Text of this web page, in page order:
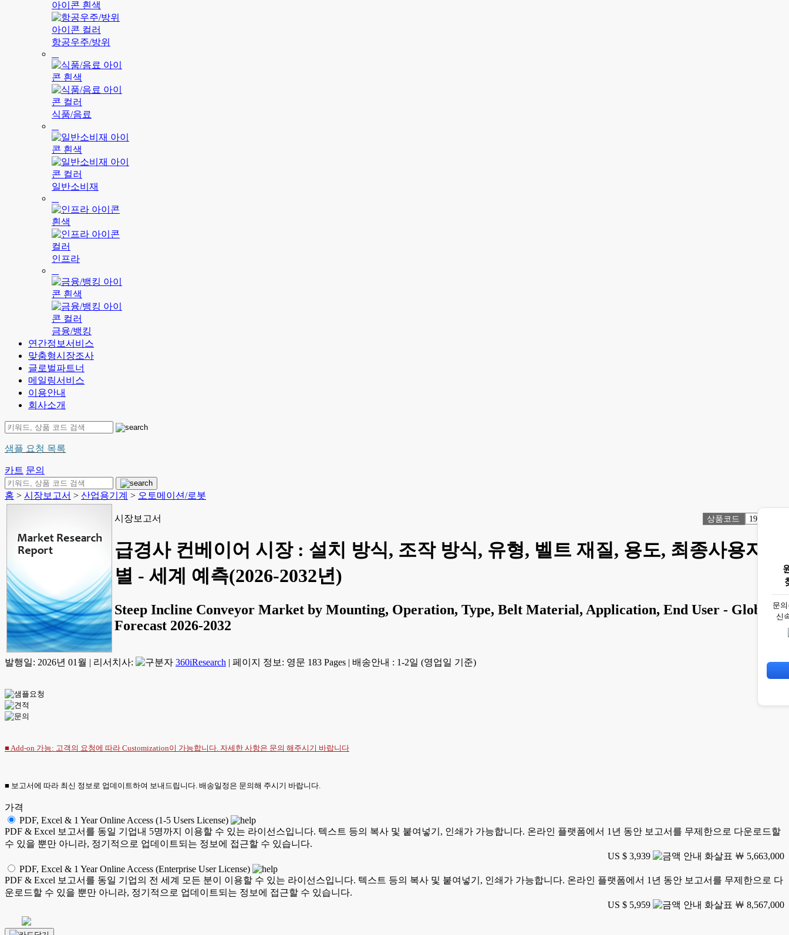
항공우주/방위
식품/음료
일반소비재
인프라
금융/뱅킹
연간정보서비스
맞춤형시장조사
글로벌파트너
메일링서비스
이용안내
회사소개
샘플 요청 목록
카트 문의
홈 > 시장보고서 > 산업용기계 > 오토메이션/로봇
시장보고서 상품코드 1914239
급경사 컨베이어 시장 : 설치 방식, 조작 방식, 유형, 벨트 재질, 용도, 최종사용자
별 - 세계 예측(2026-2032년)
Steep Incline Conveyor Market by Mounting, Operation, Type, Belt Material, Application, End User - Global
Forecast 2026-2032
발행일: 2026년 01월 | 리서치사: 360iResearch | 페이지 정보: 영문 183 Pages | 배송안내 : 1-2일 (영업일 기준)
■ Add-on 가능: 고객의 요청에 따라 Customization이 가능합니다. 자세한 사항은 문의 해주시기 바랍니다
■ 보고서에 따라 최신 정보로 업데이트하여 보내드립니다. 배송일정은 문의해 주시기 바랍니다.
가격
PDF, Excel & 1 Year Online Access (1-5 Users License)
PDF & Excel 보고서를 동일 기업내 5명까지 이용할 수 있는 라이선스입니다. 텍스트 등의 복사 및 붙여넣기, 인쇄가 가능합니다. 온라인 플랫폼에서 1년 동안 보고서를 무제한으로 다운로드할
수 있을 뿐만 아니라, 정기적으로 업데이트되는 정보에 접근할 수 있습니다.
US $ 3,939
￦ 5,663,000
PDF, Excel & 1 Year Online Access (Enterprise User License)
PDF & Excel 보고서를 동일 기업의 전 세계 모든 분이 이용할 수 있는 라이선스입니다. 텍스트 등의 복사 및 붙여넣기, 인쇄가 가능합니다. 온라인 플랫폼에서 1년 동안 보고서를 무제한으로 다
운로드할 수 있을 뿐만 아니라, 정기적으로 업데이트되는 정보에 접근할 수 있습니다.
US $ 5,959
￦ 8,567,000
문
신